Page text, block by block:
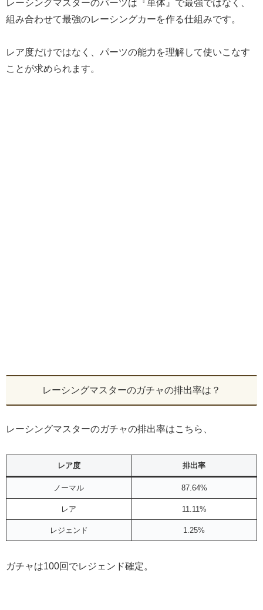
レーシングマスターのパーツは『単体』で最強ではなく、
組み合わせて最強のレーシングカーを作る仕組みです。
レア度だけではなく、パーツの能力を理解して使いこなす
ことが求められます。
レーシングマスターのガチャの排出率は？
レーシングマスターのガチャの排出率はこちら、
レア度 排出率
ノーマル 87.64%
レア 11.11%
レジェンド 1.25%
ガチャは100回でレジェンド確定。